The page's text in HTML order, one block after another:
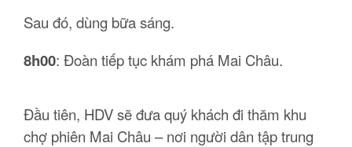
Sau đó, dùng bữa sáng.
8h00: Đoàn tiếp tục khám phá Mai Châu.
Đầu tiên, HDV sẽ đưa quý khách đi thăm khu
chợ phiên Mai Châu – nơi người dân tập trung